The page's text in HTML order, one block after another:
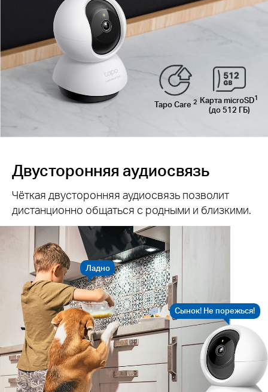
Tapo Care 2 Карта microSD1
(до 512 ГБ)
Двусторонняя аудиосвязь
Чёткая двусторонняя аудиосвязь позволит
дистанционно общаться с родными и близкими.
Ладно
Сынок! Не порежься!